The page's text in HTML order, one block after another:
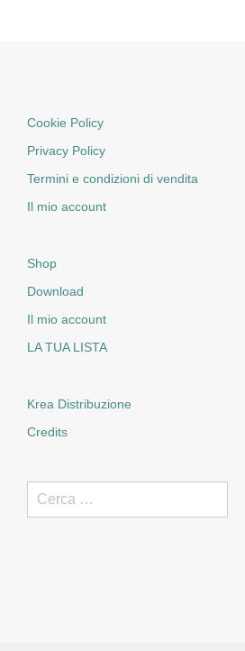
Cookie Policy
Privacy Policy
Termini e condizioni di vendita
Il mio account
Shop
Download
Il mio account
LA TUA LISTA
Krea Distribuzione
Credits
per: